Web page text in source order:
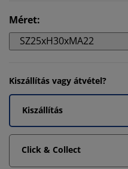
Méret:
SZ25xH30xMA22
Kiszállítás vagy átvétel?
Kiszállítás
Click & Collect